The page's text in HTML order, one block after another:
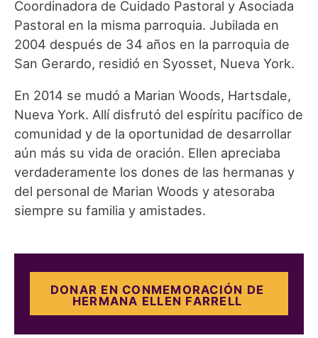
Coordinadora de Cuidado Pastoral y Asociada
Pastoral en la misma parroquia. Jubilada en
2004 después de 34 años en la parroquia de
San Gerardo, residió en Syosset, Nueva York.
En 2014 se mudó a Marian Woods, Hartsdale,
Nueva York. Allí disfrutó del espíritu pacífico de
comunidad y de la oportunidad de desarrollar
aún más su vida de oración. Ellen apreciaba
verdaderamente los dones de las hermanas y
del personal de Marian Woods y atesoraba
siempre su familia y amistades.
DONAR EN CONMEMORACIÓN DE
HERMANA ELLEN FARRELL